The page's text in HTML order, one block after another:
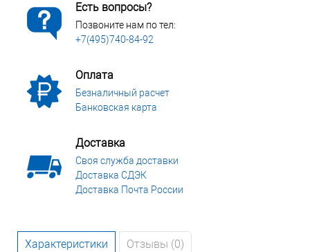
Есть вопросы?
Позвоните нам по тел:
+7(495)740-84-92
Оплата
Безналичный расчет
Банковская карта
Доставка
Своя служба доставки
Доставка СДЭК
Доставка Почта России
Характеристики Отзывы (0)